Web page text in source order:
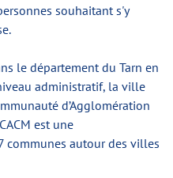
souhaitant s'y
le département du Tarn en
administratif, la ville
d’Agglomération
est une
communes autour des villes